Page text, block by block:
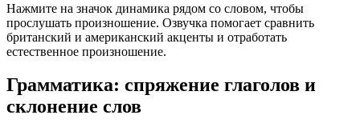
Нажмите на значок динамика рядом со словом, чтобы
прослушать произношение. Озвучка помогает сравнить
британский и американский акценты и отработать
естественное произношение.
Грамматика: спряжение глаголов и
склонение слов